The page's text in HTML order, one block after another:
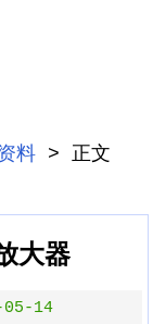
料 > 正文
大器
05-14